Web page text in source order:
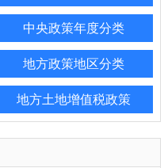
中央政策年度分类
地方政策地区分类
地方土地增值税政策